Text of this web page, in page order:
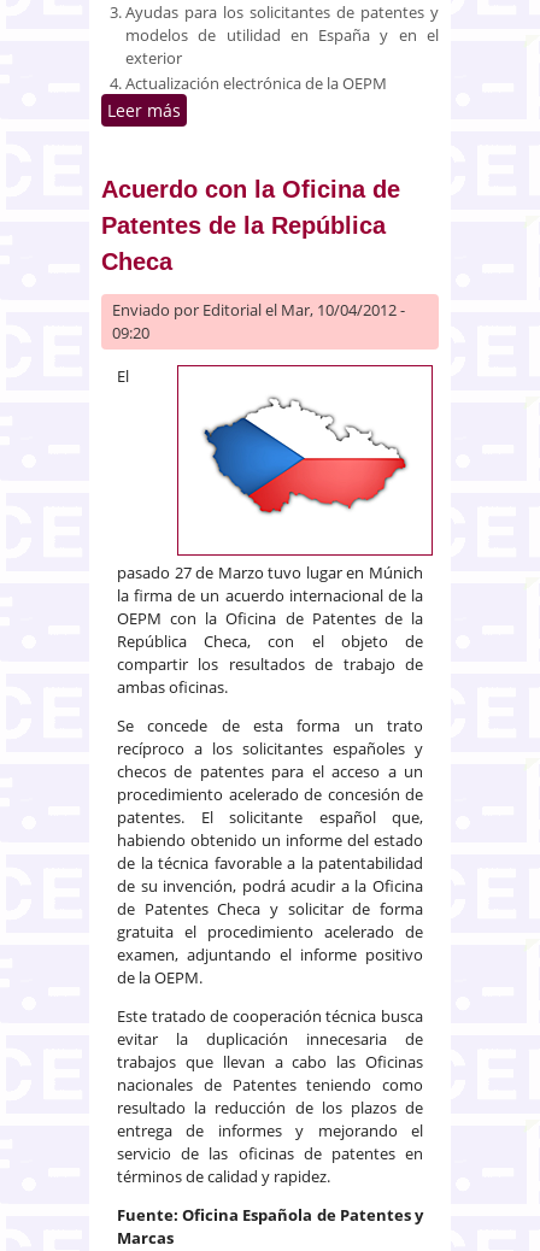
Ayudas para los solicitantes de patentes y
modelos de utilidad en España y en el
exterior
Actualización electrónica de la OEPM
Leer más
Acuerdo con la Oficina de
Patentes de la República
Checa
Enviado por Editorialel Mar, 10/04/2012 -
09:20
El
pasado 27 de Marzo tuvo lugar en Múnich
la firma de un acuerdo internacional de la
OEPM con la Oficina de Patentes de la
República Checa, con el objeto de
compartir los resultados de trabajo de
ambas oficinas.
Se concede de esta forma un trato
recíproco a los solicitantes españoles y
checos de patentes para el acceso a un
procedimiento acelerado de concesión de
patentes. El solicitante español que,
habiendo obtenido un informe del estado
de la técnica favorable a la patentabilidad
de su invención, podrá acudir a la Oficina
de Patentes Checa y solicitar de forma
gratuita el procedimiento acelerado de
examen, adjuntando el informe positivo
de la OEPM.
Este tratado de cooperación técnica busca
evitar la duplicación innecesaria de
trabajos que llevan a cabo las Oficinas
nacionales de Patentes teniendo como
resultado la reducción de los plazos de
entrega de informes y mejorando el
servicio de las oficinas de patentes en
términos de calidad y rapidez.
Fuente: Oficina Española de Patentes y
Marcas